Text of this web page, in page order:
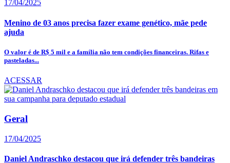
17/04/2025
Menino de 03 anos precisa fazer exame genético, mãe pede
ajuda
O valor é de R$ 5 mil e a família não tem condições financeiras. Rifas e
pasteladas...
ACESSAR
Geral
17/04/2025
Daniel Andraschko destacou que irá defender três bandeiras